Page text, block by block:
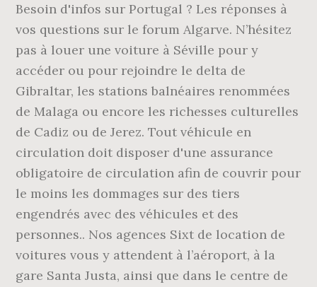
Besoin d'infos sur Portugal ? Les réponses à
vos questions sur le forum Algarve. N’hésitez
pas à louer une voiture à Séville pour y
accéder ou pour rejoindre le delta de
Gibraltar, les stations balnéaires renommées
de Malaga ou encore les richesses culturelles
de Cadiz ou de Jerez. Tout véhicule en
circulation doit disposer d'une assurance
obligatoire de circulation afin de couvrir pour
le moins les dommages sur des tiers
engendrés avec des véhicules et des
personnes.. Nos agences Sixt de location de
voitures vous y attendent à l’aéroport, à la
gare Santa Justa, ainsi que dans le centre de